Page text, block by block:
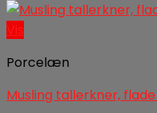
Porcelæn
Musling tallerkner,